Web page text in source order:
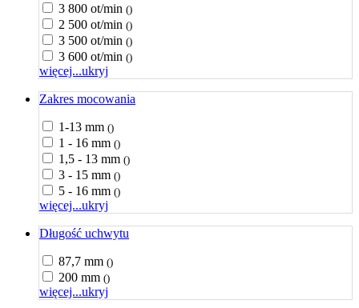
3 800 ot/min ()
2 500 ot/min ()
3 500 ot/min ()
3 600 ot/min ()
więcej...ukryj
Zakres mocowania
1-13 mm ()
1 - 16 mm ()
1,5 - 13 mm ()
3 - 15 mm ()
5 - 16 mm ()
więcej...ukryj
Długość uchwytu
87,7 mm ()
200 mm ()
więcej...ukryj